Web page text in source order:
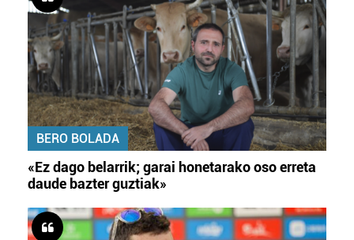
BERO BOLADA
«Ez dago belarrik; garai honetarako oso erreta
daude bazter guztiak»